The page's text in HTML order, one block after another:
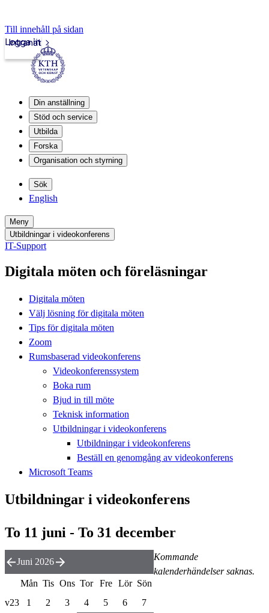
Till innehåll på sidan
Intranät
Logga in
Din anställning
Stöd och service
Utbilda
Forska
Organisation och styrning
Sök
English
Meny
Utbildningar i videokonferens
IT-Support
Digitala möten och föreläsningar
Digitala möten
Välj lösning för digitala möten
Tips för digitala möten
Zoom
Rumsbaserad videokonferens
Videokonferenssystem
Boka rum
Bjud in till möte
Teknisk information
Utbildningar i videokonferens
Utbildningar i videokonferens
Beställ en genomgång av videokonferens
Microsoft Teams
Utbildningar i videokonferens
To 11 juni - To 31 december
Kommande
kalenderhändelser saknas.
Juni 2026
Mån Tis Ons Tor Fre Lör Sön
v23
1 2 3 4 5 6
7